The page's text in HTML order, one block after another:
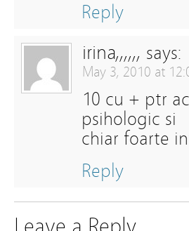
Reply
irina,,,,,, says:
May 3, 2010 at
10 cu + ptr
psihologic si
chiar foarte
Reply